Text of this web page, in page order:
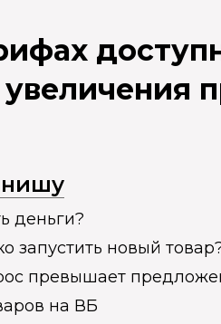
нишу
деньги?
запустить новый
превышает
на ВБ